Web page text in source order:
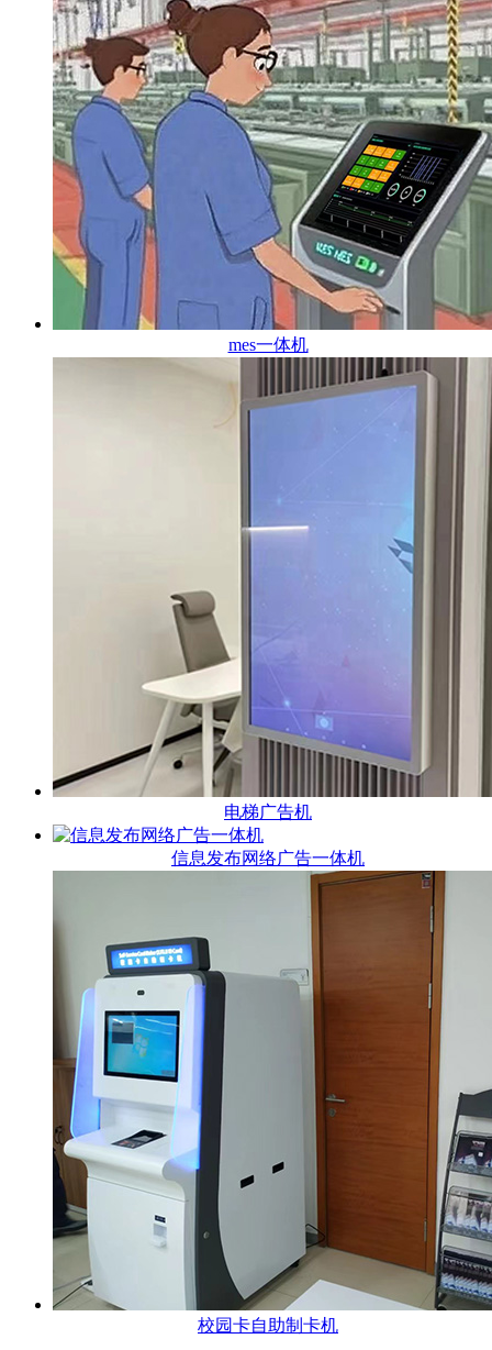
mes一体机
电梯广告机
信息发布网络广告一体机
校园卡自助制卡机